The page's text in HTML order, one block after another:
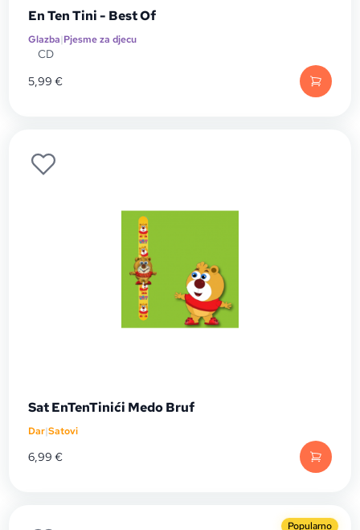
En Ten Tini - Best Of
Glazba|Pjesme za djecu
CD
5,99€
Sat EnTenTinići Medo Bruf
Dar|Satovi
6,99€
Popularno